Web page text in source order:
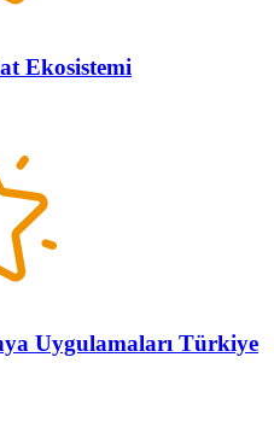
Ekosistemi
Uygulamaları Türkiye